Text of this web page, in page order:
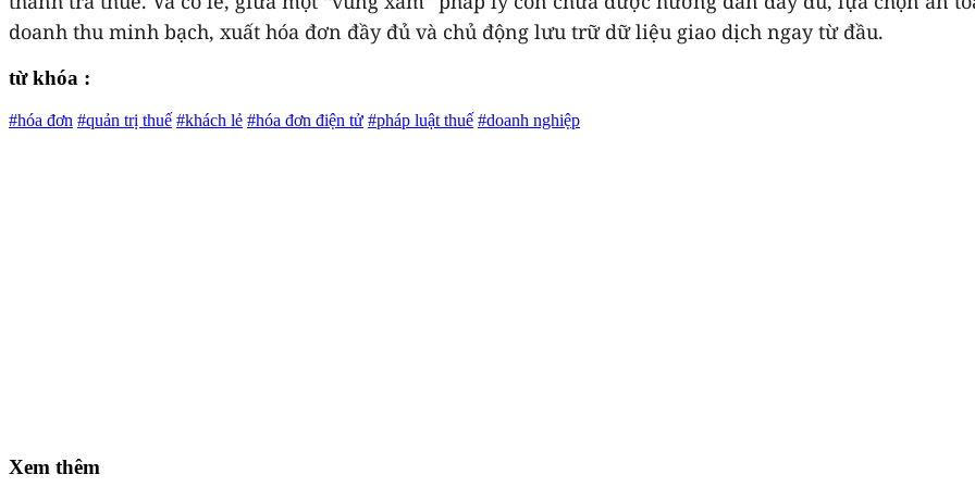
doanh thu minh bạch, xuất hóa đơn đầy đủ và chủ động lưu trữ dữ liệu giao dịch ngay từ đầu.
từ khóa :
#hóa đơn #quản trị thuế #khách lẻ #hóa đơn điện tử #pháp luật thuế #doanh nghiệp
Xem thêm